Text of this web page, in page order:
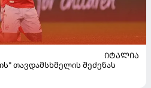
ᲘᲢᲐᲚᲘᲐ
თავდამსხმელის შეძენას